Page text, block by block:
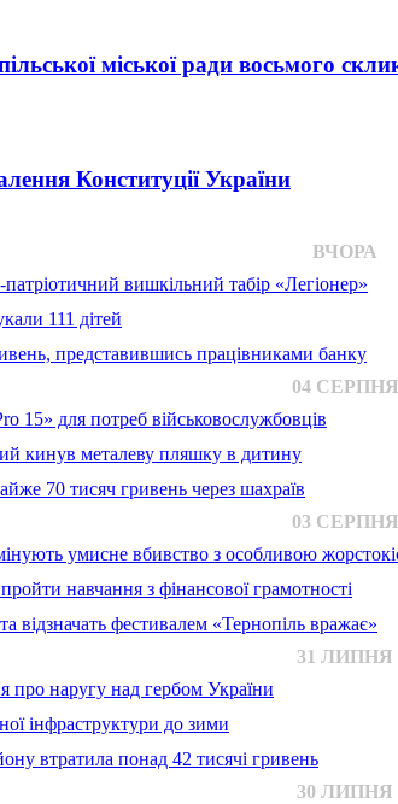
міської ради восьмого
Конституції України
ВЧОРА
вишкільний табір «Легіонер»
111 дітей
представившись працівниками банку
04 СЕРПНЯ
15» для потреб військовослужбовців
кинув металеву пляшку в дитину
70 тисяч гривень через шахраїв
03 СЕРПНЯ
умисне вбивство з особливою
навчання з фінансової грамотності
фестивалем «Тернопіль вражає»
31 ЛИПНЯ
про наругу над гербом України
інфраструктури до зими
втратила понад 42 тисячі гривень
30 ЛИПНЯ